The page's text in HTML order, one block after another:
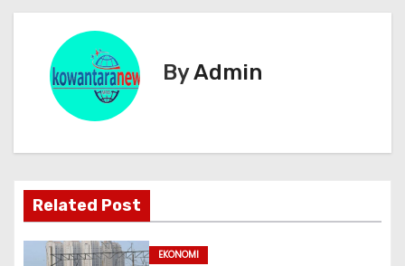
i
p
o
ByAdmin
Related Post
EKONOMI